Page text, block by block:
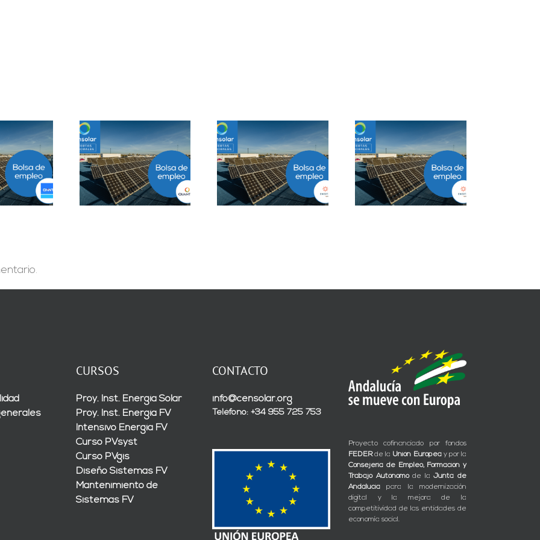
Prácticas
B2B en
Sevilla
Solar Testing
Technician en Madrid
Project Manager
BESS en Ciudad de
México
Closer B2B Energía
Grandes Cuentas en
Málaga
CURSOS
Proy. Inst. Energía Solar
Proy. Inst. Energía FV
Intensivo Energía FV
Curso PVsyst
Curso PVgis
Diseño Sistemas FV
Mantenimiento de
Sistemas FV
CONTACTO
info@censolar.org
Teléfono: +34 955 725 753
Proyecto cofinanciado por fondos
FEDERde la Unión Europeay por la
Consejería de Empleo, Formación y
Trabajo Autónomode laJunta de
Andalucía para la modernización
digital y la mejora de la
competitividad de las entidades de
economía social.